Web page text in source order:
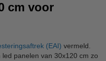
cm voor
(EAI) vermeld.
panelen van 30x120 cm zo